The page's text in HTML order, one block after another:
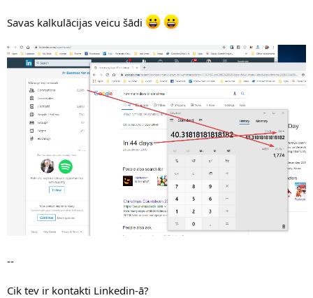
Savas kalkulācijas veicu šādi
--
Cik tev ir kontakti Linkedin-ā?